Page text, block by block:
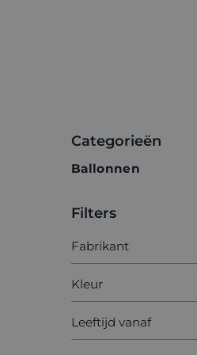
Categorieën
Ballonnen
Filters
Fabrikant
Apli
Belbal
Creativ Company
Kleur
Blauw
Goud
Leeftijd vanaf